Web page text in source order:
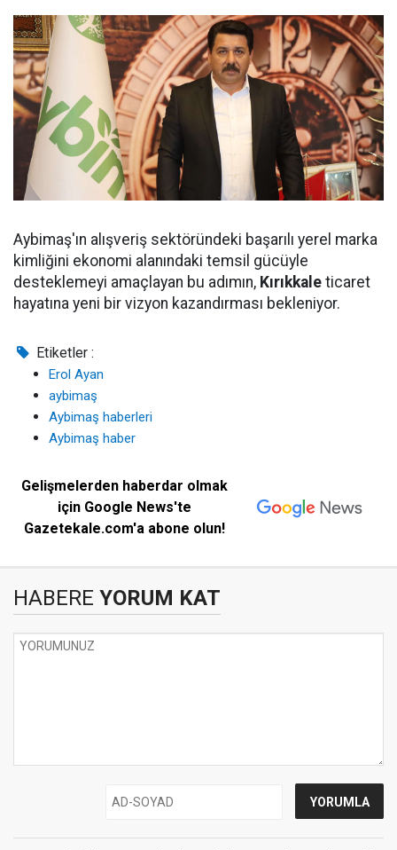
Aybimaş'ın alışveriş sektöründeki başarılı yerel marka
kimliğini ekonomi alanındaki temsil gücüyle
desteklemeyi amaçlayan bu adımın, Kırıkkale ticaret
hayatına yeni bir vizyon kazandırması bekleniyor.
Etiketler :
Erol Ayan
aybimaş
Aybimaş haberleri
Aybimaş haber
Gelişmelerden haberdar olmak
için Google News'te
Gazetekale.com'a abone olun!
HABERE YORUM KAT